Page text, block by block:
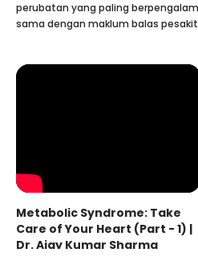
perubatan yang paling
sama dengan maklum balas
Metabolic Syndrome: Take
Care of Your Heart (Part - 1) |
Dr. Ajay Kumar Sharma